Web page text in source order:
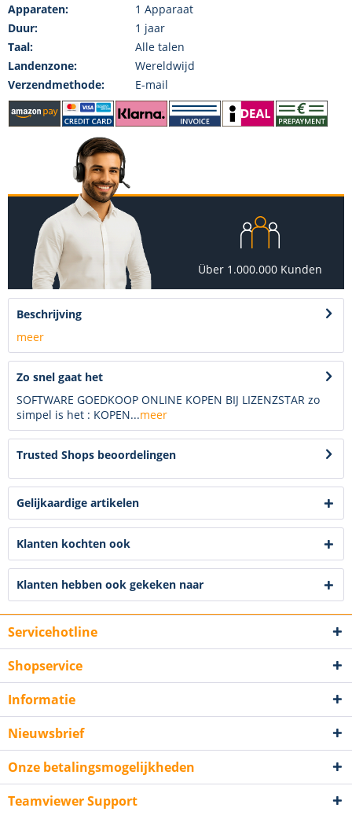
Apparaten:
1 Apparaat
Duur:
1 jaar
Taal:
Alle talen
Landenzone:
Wereldwijd
Verzendmethode:
E-mail
Über 1.000.000 Kunden
Beschrijving
meer
Zo snel gaat het
SOFTWARE GOEDKOOP ONLINE KOPEN BIJ LIZENZSTAR zo
simpel is het : KOPEN...meer
Trusted Shops beoordelingen
Gelijkaardige artikelen
Klanten kochten ook
Klanten hebben ook gekeken naar
Servicehotline
Shopservice
Informatie
Nieuwsbrief
Onze betalingsmogelijkheden
Teamviewer Support